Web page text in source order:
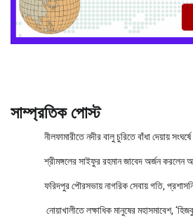
সাম্প্রতিক পোস্ট
নীলফামারীতে নদীর বালু চুরিতে বাঁধা দেয়ায়
শ্রীমঙ্গলের সাইফুর রহমান জাবেদ অর্জন করলেন
ফরিদপুর পৌরসভায় নাগরিক সেবায় গতি,
নোয়াখালীতে লক্ষাধিক মানুষের মহাসমাবেশ,